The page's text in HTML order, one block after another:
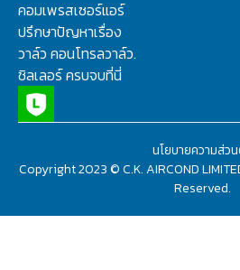
คอมเพรสเซอร์แอร์
ปรึกษาปัญหาเรื่อง
วาล์ว คอนโทรลวาล์ว.
ชิลเลอร์ ครบจบที่นี่
Copyright 2023 © C.K. AIRCOND
Reserved.
นโยบายความส่ว